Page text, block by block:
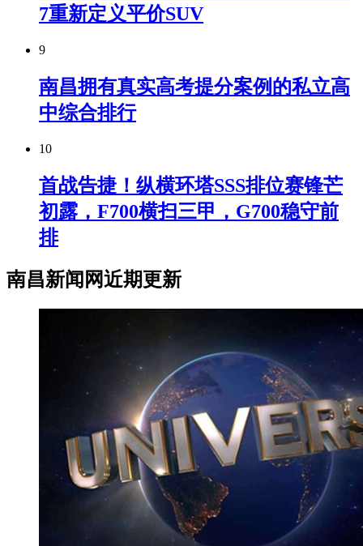
7重新定义平价SUV
9
南昌拥有真实高考提分案例的私立高
中综合排行
10
首战告捷！纵横环塔SSS排位赛锋芒
初露，F700横扫三甲，G700稳守前
排
南昌新闻网近期更新